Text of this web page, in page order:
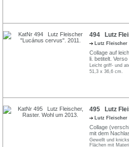
494 Lutz
Lutz Fleischer
Collage auf
li. betitelt.
Leicht griff- und
51,3 x 36,6 cm.
495 Lutz
Lutz Fleischer
Collage
mit dem
Gewellt und
Flächen mit